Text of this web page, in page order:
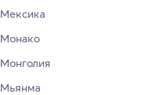
Мексика
Монако
Монголия
Мьянма